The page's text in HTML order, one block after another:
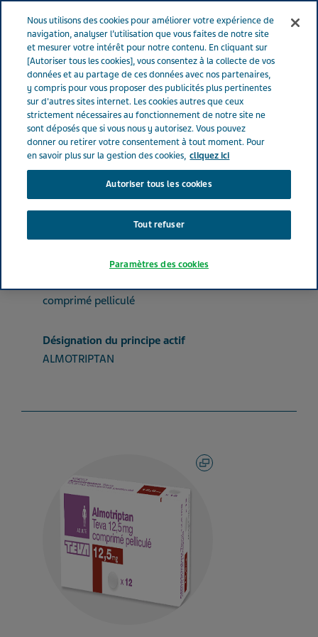
Menu
France Nos Produits
ALMOTRIPTAN TEVA® 12.5 mg (bte de
12)
ALMOTRIPTAN TEVA® 12.5
mg (bte de 12)
ALMOTRIPTAN
comprimé pelliculé
Désignation du principe actif
ALMOTRIPTAN
Nous utilisons des cookies pour améliorer votre expérience de
navigation, analyser l’utilisation que vous faites de notre site
et mesurer votre intérêt pour notre contenu. En cliquant sur
[Autoriser tous les cookies], vous consentez à la collecte de vos
données et au partage de ces données avec nos partenaires,
y compris pour vous proposer des publicités plus pertinentes
sur d'autres sites internet. Les cookies autres que ceux
strictement nécessaires au fonctionnement de notre site ne
sont déposés que si vous nous y autorisez. Vous pouvez
donner ou retirer votre consentement à tout moment. Pour
en savoir plus sur la gestion des cookies, cliquez ici
Autoriser tous les cookies
Tout refuser
Paramètres des cookies